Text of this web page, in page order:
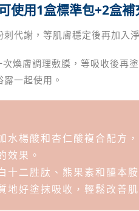
使用1盒標準包+2盒補
代謝，等肌膚穩定後再加入
煥膚調理敷膜，等吸收後再
一起使用。
水楊酸和杏仁酸複合配方
效果。
十二胜肽、熊果素和醯本
地好塗抹吸收，輕鬆改善